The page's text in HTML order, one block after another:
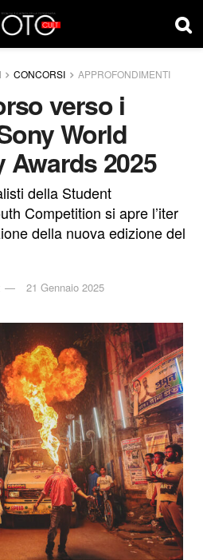
CONCORSI APPROFONDIMENTI
verso i
World
2025
della Student
Competition si apre l’iter
della nuova edizione del
21 Gennaio 2025